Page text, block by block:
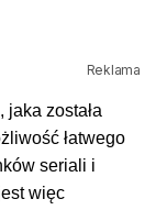
Reklama
została
łatwego
seriali i
więc